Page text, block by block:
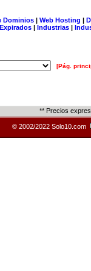
Dominios| Web Hosting |
| Industrias |
[Pág.
** Precios
© 2002/2022 Solo10.com